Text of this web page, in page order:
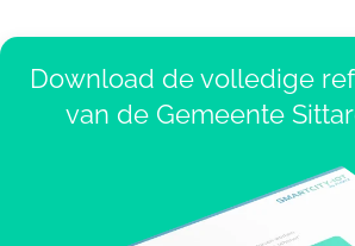
Download de volledige
van de Gemeente